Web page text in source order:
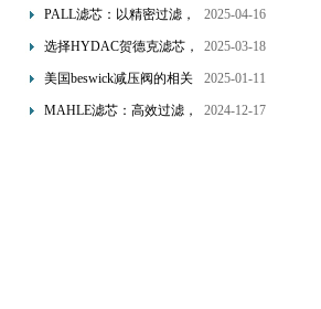
提升流体系统效率
PALL滤芯：以精密过滤，
为工业流体筑起“隐形安全
2025-04-16
选择HYDAC贺德克滤芯，
享受精准过滤与稳定性能
2025-03-18
美国beswick减压阀的相关
知识
2025-01-11
MAHLE滤芯：高效过滤，
2024-12-17